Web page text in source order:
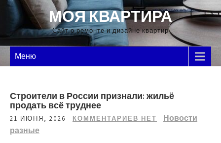
Перейти
содержимому
МОЯ КВАРТИРА
Сайт о ремонте и дизайне квартир
Меню
Строители в России признали: жильё
продать всё труднее
21 ИЮНЯ, 2026 КОММЕНТАРИЕВ НЕТ
Новости
разные